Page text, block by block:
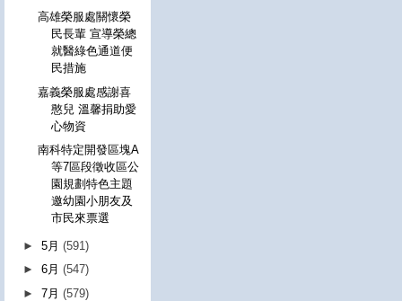
高雄榮服處關懷榮
民長輩 宣導榮總
就醫綠色通道便
民措施
嘉義榮服處感謝喜
憨兒 溫馨捐助愛
心物資
南科特定開發區塊A
等7區段徵收區公
園規劃特色主題
邀幼園小朋友及
市民來票選
►5月(591)
►6月(547)
►7月(579)